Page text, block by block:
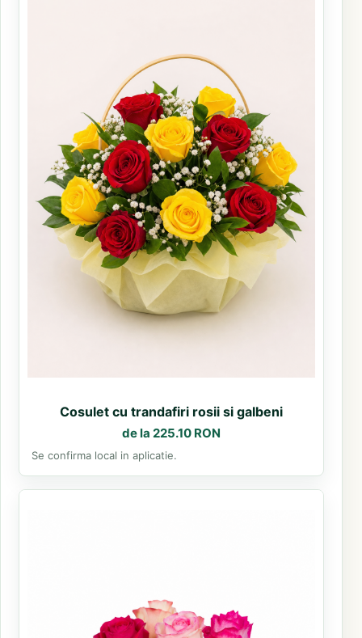
Cosulet cu trandafiri rosii si galbeni
de la 225.10 RON
Se confirma local in aplicatie.